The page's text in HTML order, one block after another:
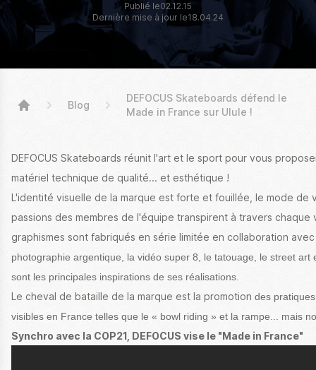
Publié le02.12.15
Dernière mise à jour le18.04.24
Blog
DEFOCUS Skateboards défend le
Made in France sur Ulule !
DEFOCUS Skateboards réunit l'art et le sport pour vous
matériel technique de qualité... et esthétique !
L'identité visuelle de la marque est forte et fouillée, le mode de
passions des membres de l'équipe transpirent à travers chaque
graphismes sont fabriqués en série limitée en collaboration
photographie argentique, la vidéo super 8, le tatouage, le street art
sont les principales inspirations de ses réalisations.
Le cheval de bataille de la marque est la promotion des
visibles en France telles que le « bowl riding » et la rampe... mais
Synchro avec la COP21, DEFOCUS vise le "Made in France"